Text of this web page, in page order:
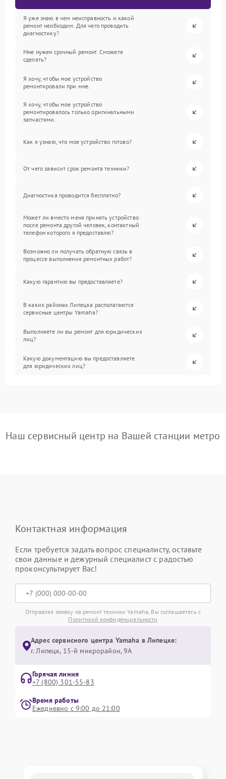
Я уже знаю в чем неисправность и какой
ремонт необходим. Для чего проводить
диагностику?
Мне нужен срочный ремонт. Сможете
сделать?
Я хочу, чтобы мое устройство
ремонтировали при мне.
Я хочу, чтобы мое устройство
ремонтировалось только оригинальными
запчастями.
Как я узнаю, что мое устройство готово?
От чего зависит срок ремонта техники?
Диагностика проводится бесплатно?
Может ли вместо меня принять устройство
после ремонта другой человек, контактный
телефон которого я предоставлю?
Возможно ли получать обратную связь в
процессе выполнения ремонтных работ?
Какую гарантию вы предоставляете?
В каких районах Липецка располагаются
сервисные центры Yamaha?
Выполняете ли вы ремонт для юридических
лиц?
Какую документацию вы предоставляете
для юридических лиц?
Наш сервисный центр на Вашей станции метро
Контактная информация
Если требуется задать вопрос специалисту, оставьте
свои данные и дежурный специалист с радостью
проконсультирует Вас!
Отправляя заявку на ремонт техники Yamaha, Вы соглашаетесь с
Политикой конфиденциальности
Адрес сервисного центра Yamaha в Липецке:
г. Липецк, 15-й микрорайон, 9А
Горячая линия
+7 (800) 301-55-83
Время работы
Ежедневно с 9:00 до 21:00